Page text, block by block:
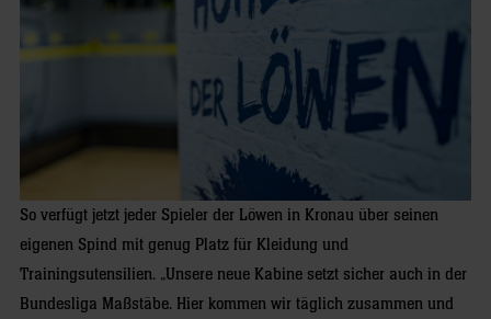
So verfügt jetzt jeder Spieler der Löwen in Kronau über seinen
eigenen Spind mit genug Platz für Kleidung und
Trainingsutensilien. „Unsere neue Kabine setzt sicher auch in der
Bundesliga Maßstäbe. Hier kommen wir täglich zusammen und